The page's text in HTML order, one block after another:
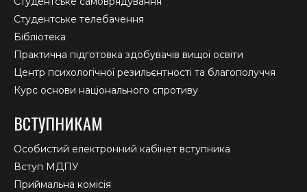
Студентське телебачення
Бібліотека
Практична підготовка здобувачів вищої освіти
Центр психологічної резильєнтності та благополуччя
Курс основи національного спротиву
ВСТУПНИКАМ
Особистий електронний кабінет вступника
Вступ МДПУ
Приймальна комісія